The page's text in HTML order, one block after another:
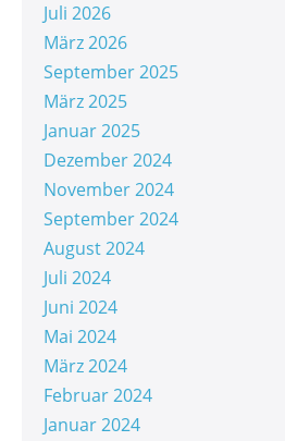
Juli 2026
März 2026
September 2025
März 2025
Januar 2025
Dezember 2024
November 2024
September 2024
August 2024
Juli 2024
Juni 2024
Mai 2024
März 2024
Februar 2024
Januar 2024